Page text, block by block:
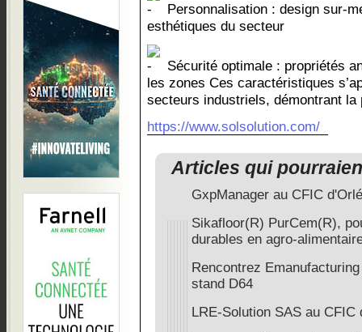
Personnalisation : design sur-
esthétiques du secteur
Sécurité optimale : propriétés
les zones Ces caractéristiques
secteurs industriels, démontrant
https://www.solsolution.com/
Articles qui
GxpManager au CFIC
Sikafloor(R) PurCem(R),
durables en agro-
Rencontrez
stand D64
LRE-Solution SAS au CFIC